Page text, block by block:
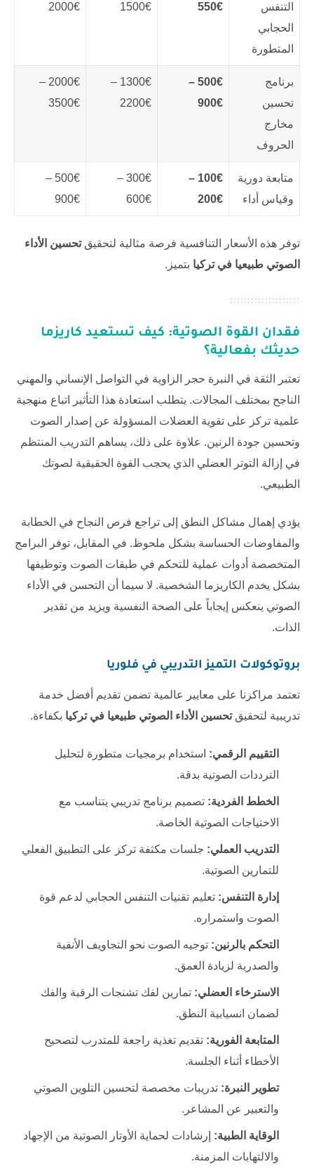
التنفس
الحجابي
المتطورة
550€
1500€
2000€
برنامج
تحسين
مخارج
الحروف
500€ –
900€
1300€ –
2200€
2000€ –
3500€
متابعة دورية
وقياس أداء
100€ –
200€
300€ –
600€
500€ –
900€
توفر هذه الأسعار التنافسية فرصة مثالية لتحقيقتحسين الأداء
الصوتي طبيعيا في تركيا بتميز.
فقدان القوة الصوتية: كيف تستعيد كاريزما
حديثك بفعالية؟
تعتبر الثقة في النبرة حجر الزاوية في التواصل الإنساني والمهني
الناجح بمختلف المجالات. يتطلب استعادة هذا التأثير اتباع منهجية
علمية تركز على تقوية العضلات المسؤولة عن إصدار الصوت
وتحسين جودة الرنين. علاوة على ذلك، يساهم التدريب المنتظم
في إزالة التوتر العضلي الذي يحجب القوة الحقيقية لصوتك
الطبيعي.
يؤدي إهمال مشاكل النطق إلى تراجع فرص النجاح في الخطابة
والمفاوضات الحساسة بشكل ملحوظ. في المقابل، توفر البرامج
المتخصصة أدوات عملية للتحكم في طبقات الصوت وتوظيفها
بشكل يخدم الكاريزما الشخصية. لا سيما أن التحسن في الأداء
الصوتي ينعكس إيجاباً على الصحة النفسية ويزيد من تقدير
الذات.
بروتوكولات التميز التدريبي في فلوريا
تعتمد مراكزنا على معايير عالمية تضمن تقديم أفضل خدمة
تدريبية لتحقيقتحسين الأداء الصوتي طبيعيا في تركيا بكفاءة.
التقييم الرقمي: استخدام برمجيات متطورة لتحليل
الترددات الصوتية بدقة.
الخطط الفردية: تصميم برنامج تدريبي يتناسب مع
الاحتياجات الصوتية الخاصة.
التدريب العملي: جلسات مكثفة تركز على التطبيق الفعلي
للتمارين الصوتية.
إدارة التنفس: تعليم تقنيات التنفس الحجابي لدعم قوة
الصوت واستمراره.
التحكم بالرنين: توجيه الصوت نحو التجاويف الأنفية
والصدرية لزيادة العمق.
الاسترخاء العضلي: تمارين لفك تشنجات الرقبة والفك
لضمان انسيابية النطق.
المتابعة الفورية: تقديم تغذية راجعة للمتدرب لتصحيح
الأخطاء أثناء الجلسة.
تطوير النبرة: تدريبات مخصصة لتحسين التلوين الصوتي
والتعبير عن المشاعر.
الوقاية الطبية: إرشادات لحماية الأوتار الصوتية من الإجهاد
والالتهابات المزمنة.